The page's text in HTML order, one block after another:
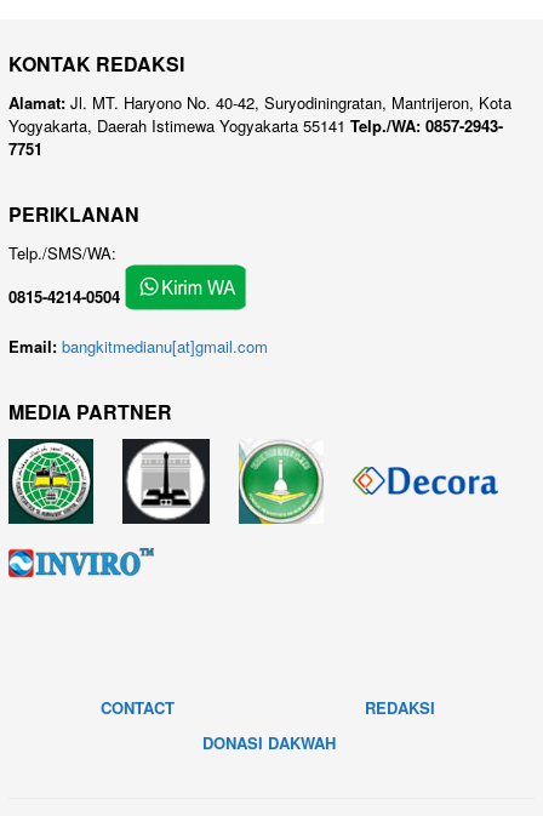
KONTAK REDAKSI
Alamat: Jl. MT. Haryono No. 40-42, Suryodiningratan, Mantrijeron, Kota
Yogyakarta, Daerah Istimewa Yogyakarta 55141 Telp./WA: 0857-2943-
7751
PERIKLANAN
Telp./SMS/WA:
0815-4214-0504
Email: bangkitmedianu[at]gmail.com
MEDIA PARTNER
CONTACT
REDAKSI
DONASI DAKWAH